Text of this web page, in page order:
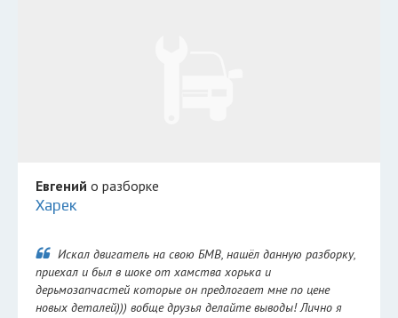
Евгений о разборке
Харек
Искал двигатель на свою БМВ, нашёл данную разборку,
приехал и был в шоке от хамства хорька и
дерьмозапчастей которые он предлогает мне по цене
новых деталей))) вобще друзья делайте выводы! Лично я